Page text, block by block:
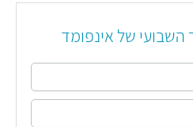
השבועי של אינפומד